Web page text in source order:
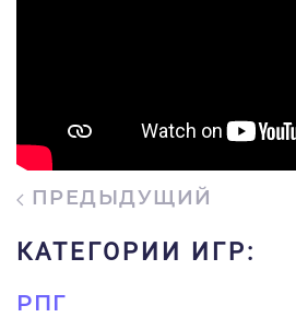
ПРЕДЫДУЩИЙ
КАТЕГОРИИ ИГР:
РПГ